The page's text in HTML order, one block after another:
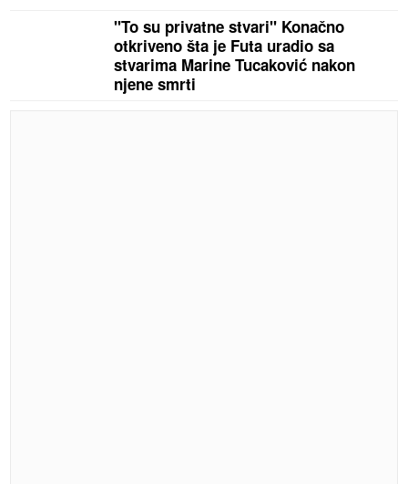
"To su privatne stvari" Konačno
otkriveno šta je Futa uradio sa
stvarima Marine Tucaković nakon
njene smrti